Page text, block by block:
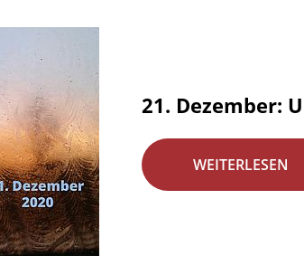
21. Dezember:
WEITERLESEN